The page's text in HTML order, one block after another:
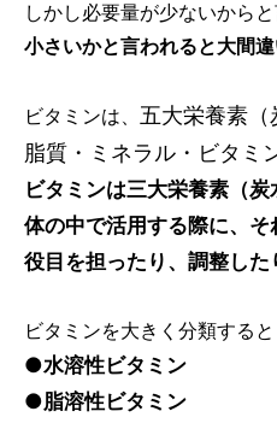
しかし必要量が少ないからと
小さいかと言われると大間
ビタミンは、 五大栄養素（
脂質・ミネラル・ビタミ
ビタミンは三大栄養素（
体の中で活用する際に、
役目を担ったり、調整した
ビタミンを大きく分類すると
●水溶性ビタミン
●脂溶性ビタミン